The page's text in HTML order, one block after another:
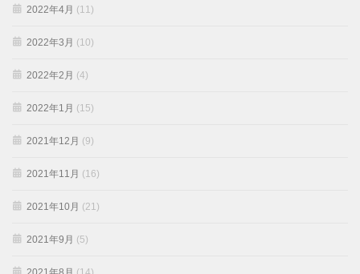
2022年4月 (11)
2022年3月 (10)
2022年2月 (4)
2022年1月 (15)
2021年12月 (9)
2021年11月 (16)
2021年10月 (21)
2021年9月 (5)